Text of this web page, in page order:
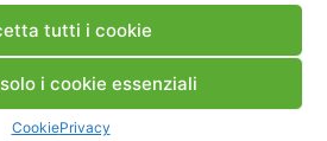
tutti i cookie
i cookie essenziali
CookiePrivacy
Dove siamo
di gara e contratti